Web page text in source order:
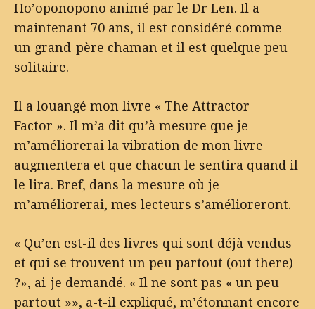
Ho’oponopono animé par le Dr Len. Il a
maintenant 70 ans, il est considéré comme
un grand-père chaman et il est quelque peu
solitaire.
Il a louangé mon livre « The Attractor
Factor ». Il m’a dit qu’à mesure que je
m’améliorerai la vibration de mon livre
augmentera et que chacun le sentira quand il
le lira. Bref, dans la mesure où je
m’améliorerai, mes lecteurs s’amélioreront.
« Qu’en est-il des livres qui sont déjà vendus
et qui se trouvent un peu partout (out there)
?», ai-je demandé. « Il ne sont pas « un peu
partout »», a-t-il expliqué, m’étonnant encore